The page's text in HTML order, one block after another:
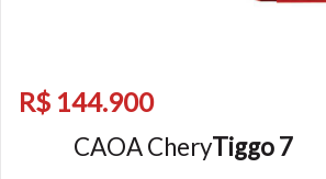
R$ 144.900
CAOA CheryTiggo 7